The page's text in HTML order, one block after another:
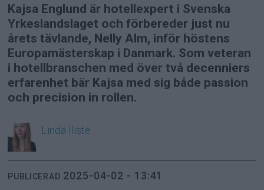
Kajsa Englund är hotellexpert i Svenska
Yrkeslandslaget och förbereder just nu
årets tävlande, Nelly Alm, inför höstens
Europamästerskap i Danmark. Som veteran
i hotellbranschen med över två decenniers
erfarenhet bär Kajsa med sig både passion
och precision in rollen.
Linda Iliste
PUBLICERAD 2025-04-02 - 13:41